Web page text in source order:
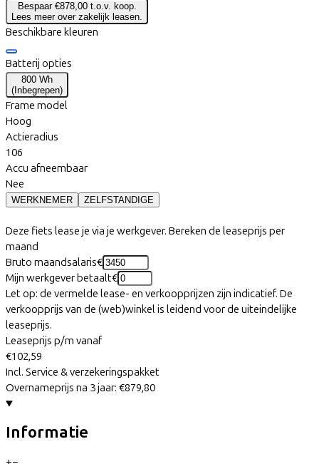
Bespaar €878,00 t.o.v. koop.
Lees meer over zakelijk leasen.
Beschikbare kleuren
Batterij opties
800 Wh
( Inbegrepen)
Frame model
Hoog
Actieradius
106
Accu afneembaar
Nee
WERKNEMER ZELFSTANDIGE
Deze fiets lease je via je werkgever. Bereken de leaseprijs per
maand
Bruto maandsalaris€
Mijn werkgever betaalt€
Let op: de vermelde lease- en verkoopprijzen zijn indicatief. De
verkoopprijs van de (web)winkel is leidend voor de uiteindelijke
leaseprijs.
Leaseprijs p/m vanaf
€102,59
Incl. Service & verzekeringspakket
Overnameprijs na 3 jaar: €879,80
Informatie